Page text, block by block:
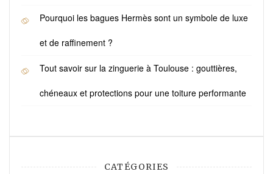
Pourquoi les bagues Hermès sont un symbole de luxe
et de raffinement ?
Tout savoir sur la zinguerie à Toulouse : gouttières,
chéneaux et protections pour une toiture performante
CATÉGORIES